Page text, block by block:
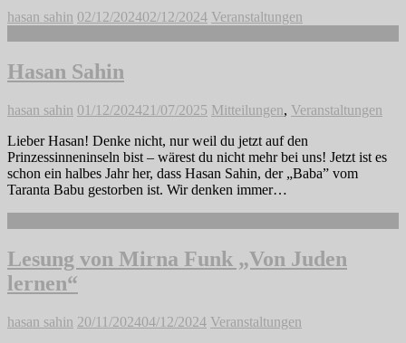
hasan sahin 02/12/202402/12/2024 Veranstaltungen
Hasan Sahin
hasan sahin 01/12/202421/07/2025 Mitteilungen, Veranstaltungen
Lieber Hasan! Denke nicht, nur weil du jetzt auf den
Prinzessinneninseln bist – wärest du nicht mehr bei uns! Jetzt ist es
schon ein halbes Jahr her, dass Hasan Sahin, der „Baba” vom
Taranta Babu gestorben ist. Wir denken immer…
Lesung von Mirna Funk „Von Juden
lernen“
hasan sahin 20/11/202404/12/2024 Veranstaltungen